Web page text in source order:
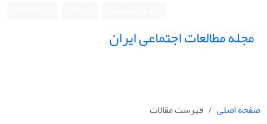
مجله مطالعات اجتماعی ایران
صفحه اصلی
فهرست مقالات